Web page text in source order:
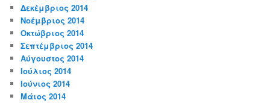
Δεκέμβριος 2014
Νοέμβριος 2014
Οκτώβριος 2014
Σεπτέμβριος 2014
Αύγουστος 2014
Ιούλιος 2014
Ιούνιος 2014
Μάιος 2014